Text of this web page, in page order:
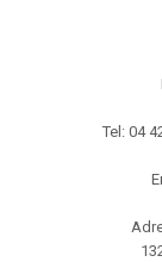
Tel: 04